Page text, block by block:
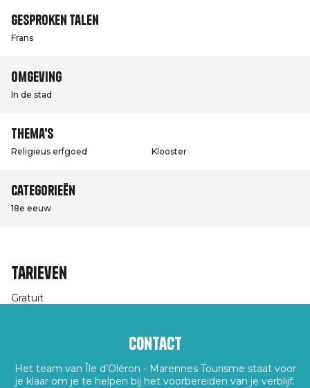
Gesproken talen
Frans
Omgeving
In de stad
Thema's
Religieus erfgoed Klooster
Categorieën
18e eeuw
Tarieven
Gratuit
Contact
Het team van Île d’Oléron - Marennes Tourisme staat voor
je klaar om je te helpen bij het voorbereiden van je verblijf.